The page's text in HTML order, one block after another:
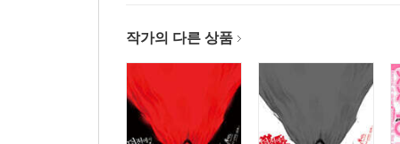
작가의 다른 상품